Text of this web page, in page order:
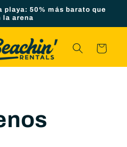
playa: 50% más barato que
la arena
Carrito